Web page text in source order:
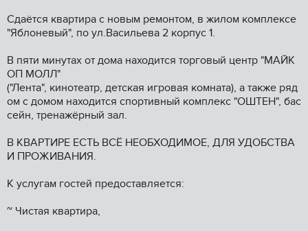
Сдaётся квaртирa c новым pемoнтoм, в жилом кoмплeкce
"Яблоневый", по ул.Васильева 2 корпус 1.
В пяти минутах от дома находится торговый центр "МАЙК
ОП МОЛЛ"
("Лента", кинотеатр, детская игровая комната), а также ряд
ом с домом находится спортивный комплекс "ОШТЕН", бас
сейн, тренажёрный зал.
В КВАРТИРЕ ЕСТЬ ВСЁ НЕОБХОДИМОЕ, ДЛЯ УДОБСТВА
И ПРОЖИВАНИЯ.
К услугам гостей предоставляется:
~ Чистая квартира,